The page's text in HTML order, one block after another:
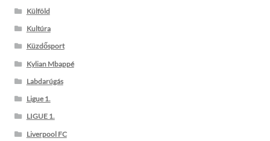
Külföld
Kultúra
Küzdősport
Kylian Mbappé
Labdarúgás
Ligue 1.
LIGUE 1.
Liverpool FC